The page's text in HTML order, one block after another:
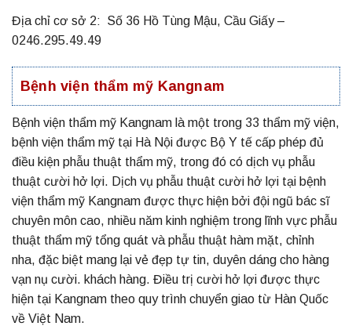
Địa chỉ cơ sở 2: Số 36 Hồ Tùng Mậu, Cầu Giấy –
0246.295.49.49
Bệnh viện thẩm mỹ Kangnam
Bệnh viện thẩm mỹ Kangnam là một trong 33 thẩm mỹ viện,
bệnh viện thẩm mỹ tại Hà Nội được Bộ Y tế cấp phép đủ
điều kiện phẫu thuật thẩm mỹ, trong đó có dịch vụ phẫu
thuật cười hở lợi. Dịch vụ phẫu thuật cười hở lợi tại bệnh
viện thẩm mỹ Kangnam được thực hiện bởi đội ngũ bác sĩ
chuyên môn cao, nhiều năm kinh nghiệm trong lĩnh vực phẫu
thuật thẩm mỹ tổng quát và phẫu thuật hàm mặt, chỉnh
nha, đặc biệt mang lại vẻ đẹp tự tin, duyên dáng cho hàng
vạn nụ cười. khách hàng. Điều trị cười hở lợi được thực
hiện tại Kangnam theo quy trình chuyển giao từ Hàn Quốc
về Việt Nam.